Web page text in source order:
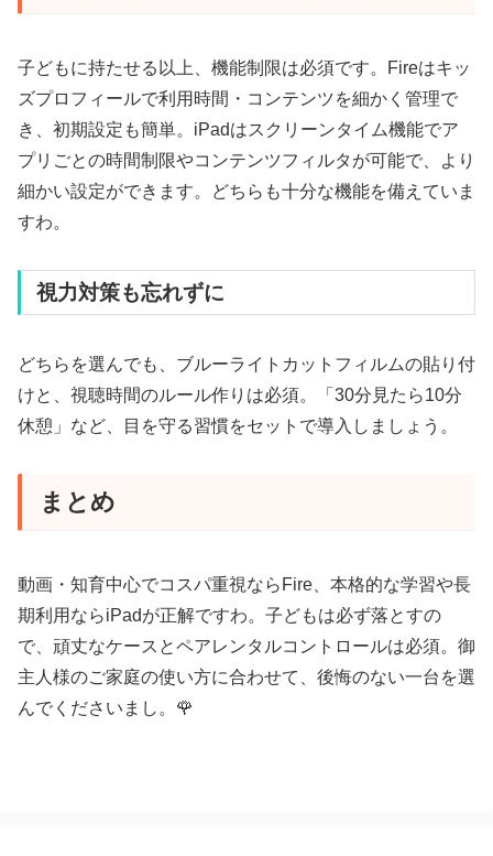
子どもに持たせる以上、機能制限は必須です。Fireはキッ
ズプロフィールで利用時間・コンテンツを細かく管理で
き、初期設定も簡単。iPadはスクリーンタイム機能でア
プリごとの時間制限やコンテンツフィルタが可能で、より
細かい設定ができます。どちらも十分な機能を備えていま
すわ。
視力対策も忘れずに
どちらを選んでも、ブルーライトカットフィルムの貼り付
けと、視聴時間のルール作りは必須。「30分見たら10分
休憩」など、目を守る習慣をセットで導入しましょう。
まとめ
動画・知育中心でコスパ重視ならFire、本格的な学習や長
期利用ならiPadが正解ですわ。子どもは必ず落とすの
で、頑丈なケースとペアレンタルコントロールは必須。御
主人様のご家庭の使い方に合わせて、後悔のない一台を選
んでくださいまし。🌹